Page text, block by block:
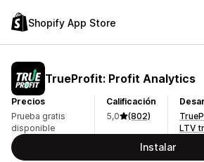
Shopify App Store
TrueProfit: Profit Analytics
Precios
Prueba gratis
disponible
Calificación
5,0
(802)
LTV
Instalar